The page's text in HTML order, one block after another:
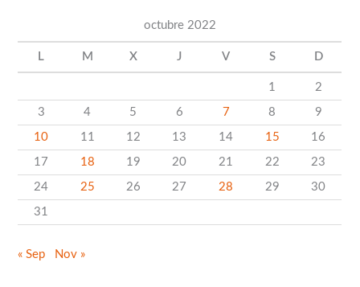
octubre 2022
L M X J V S D
1 2
3 4 5 6 7 8 9
10 11 12 13 14 15 16
17 18 19 20 21 22 23
24 25 26 27 28 29 30
31
« Sep Nov »
c
a
t
e